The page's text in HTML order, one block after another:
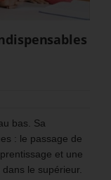
bas. Sa
: le passage de
et une
le supérieur.